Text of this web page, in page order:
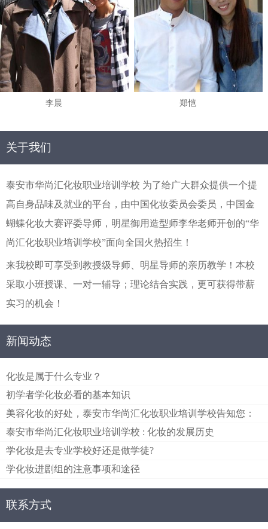
李晨 郑恺
关于我们
泰安市华尚汇化妆职业培训学校 为了给广大群众提供一个提
高自身品味及就业的平台，由中国化妆委员会委员，中国金
蝴蝶化妆大赛评委导师，明星御用造型师李华老师开创的“华
尚汇化妆职业培训学校”面向全国火热招生！
来我校即可享受到教授级导师、明星导师的亲历教学！本校
采取小班授课、一对一辅导；理论结合实践，更可获得带薪
实习的机会！
新闻动态
化妆是属于什么专业？
初学者学化妆必看的基本知识
美容化妆的好处，泰安市华尚汇化妆职业培训学校告知您：
泰安市华尚汇化妆职业培训学校 : 化妆的发展历史
学化妆是去专业学校好还是做学徒?
学化妆进剧组的注意事项和途径
联系方式